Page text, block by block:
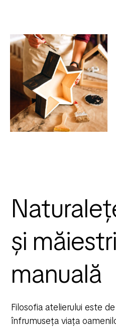
și
manuală
Filosofia atelierului este
înfrumuseța viața